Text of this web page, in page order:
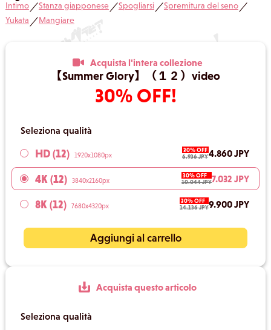
Intimo／Stanza giapponese／Spogliarsi／Spremitura del seno／
Yukata／Mangiare
Acquista l'intera collezione
【Summer Glory】（１２）video
30% OFF!
Seleziona qualità
HD (12) 1920x1080px
30% OFF
6.936 JPY4.860 JPY
4K (12) 3840x2160px
30% OFF
10.044 JPY7.032 JPY
8K (12) 7680x4320px
30% OFF
14.136 JPY9.900 JPY
Aggiungi al carrello
Acquista questo articolo
Seleziona qualità